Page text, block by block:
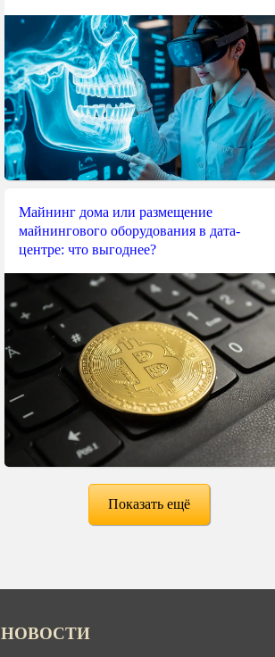
Майнинг дома или размещение
майнингового оборудования в дата-
центре: что выгоднее?
Показать ещё
НОВОСТИ